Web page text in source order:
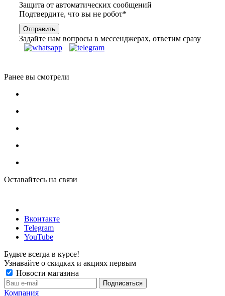
Защита от автоматических сообщений
Подтвердите, что вы не робот*
Задайте нам вопросы в мессенджерах, ответим сразу
Ранее вы смотрели
Оставайтесь на связи
Вконтакте
Telegram
YouTube
Будьте всегда в курсе!
Узнавайте о скидках и акциях первым
Новости магазина
Компания